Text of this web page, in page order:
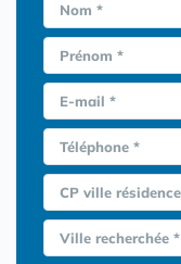
Nom *
Prénom *
E-mail *
Téléphone *
CP ville
Ville recherchée *